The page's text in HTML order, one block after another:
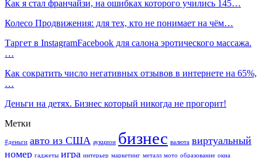
Как я стал франчайзи, на ошибках которого учились 145…
Колесо Продвижения: для тех, кто не понимает на чём…
Таргет в InstagramFacebook для салона эротического массажа.
…
Как сократить число негативных отзывов в интернете на 65%,
…
Деньги на детях. Бизнес который никогда не прогорит!
Метки
#деньги авто из США аукцион бизнес валюта виртуальный
номер гаджеты игра интерьер маркетинг металл мото образование окна